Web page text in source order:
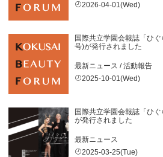
2026-04-01(Wed)
国際共立学園会報誌「ひ
号)が発行されました
最新ニュース /活動報告
2025-10-01(Wed)
国際共立学園会報誌「ひ
が発行されました
最新ニュース
2025-03-25(Tue)